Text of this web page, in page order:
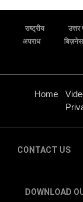
राष्ट्रीय उत्तर
अपराध
बिज़नेस
Home
CONTACT US
DOWNLOAD